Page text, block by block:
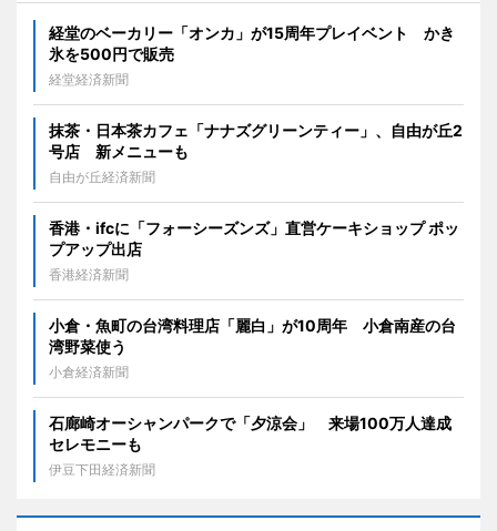
経堂のベーカリー「オンカ」が15周年プレイベント かき
氷を500円で販売
経堂経済新聞
抹茶・日本茶カフェ「ナナズグリーンティー」、自由が丘2
号店 新メニューも
自由が丘経済新聞
香港・ifcに「フォーシーズンズ」直営ケーキショップ ポッ
プアップ出店
香港経済新聞
小倉・魚町の台湾料理店「麗白」が10周年 小倉南産の台
湾野菜使う
小倉経済新聞
石廊崎オーシャンパークで「夕涼会」 来場100万人達成
セレモニーも
伊豆下田経済新聞